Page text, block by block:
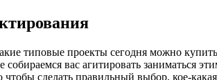
типовые проекты сегодня можно
собираемся вас агитировать заниматься
сделать правильный выбор, кое-